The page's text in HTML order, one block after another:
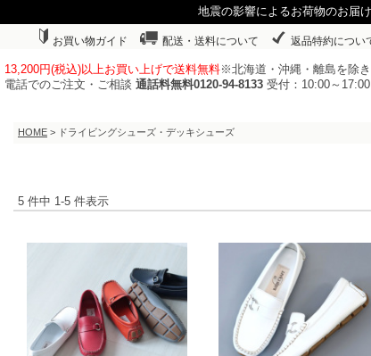
地震の影響によるお荷物のお届
お買い物ガイド 配送・送料について 返品特約につい
13,200円(税込)以上お買い上げで送料無料※北海道・沖縄・離島を除
電話でのご注文・ご相談 通話料無料0120-94-8133 受付：10:00～17:00
HOME > ドライビングシューズ・デッキシューズ
5 件中 1-5 件表示